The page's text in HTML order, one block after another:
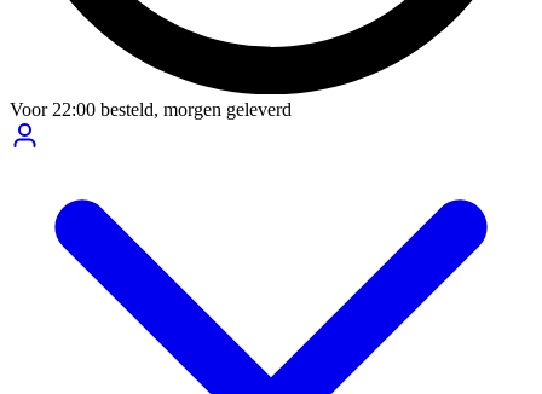
Voor22:00 besteld, morgen geleverd